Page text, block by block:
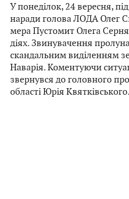
У понеділок, 24 вересня,
наради голова ЛОДА Олег
мера Пустомит Олега
діях. Звинувачення
скандальним виділенням
Наварія. Коментуючи
звернувся до головного
області Юрія Квятківського.